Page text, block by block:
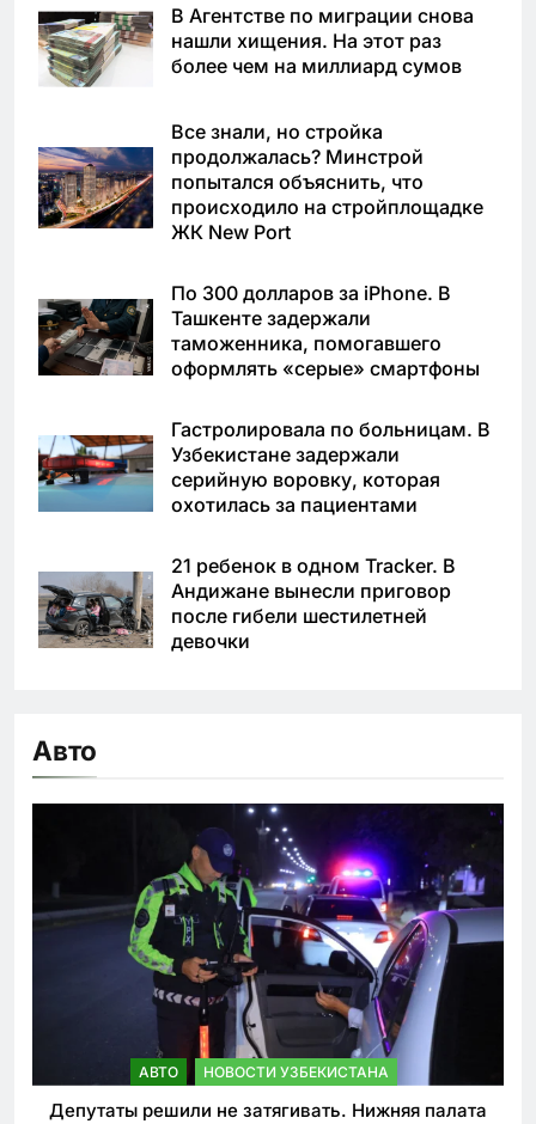
В Агентстве по миграции снова
нашли хищения. На этот раз
более чем на миллиард сумов
Все знали, но стройка
продолжалась? Минстрой
попытался объяснить, что
происходило на стройплощадке
ЖК New Port
По 300 долларов за iPhone. В
Ташкенте задержали
таможенника, помогавшего
оформлять «серые» смартфоны
Гастролировала по больницам. В
Узбекистане задержали
серийную воровку, которая
охотилась за пациентами
21 ребенок в одном Tracker. В
Андижане вынесли приговор
после гибели шестилетней
девочки
Авто
АВТО НОВОСТИ УЗБЕКИСТАНА
Депутаты решили не затягивать. Нижняя палата